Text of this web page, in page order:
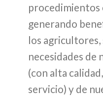
procedimientos
generando
los
necesidades de
(con alta
servicio) y de